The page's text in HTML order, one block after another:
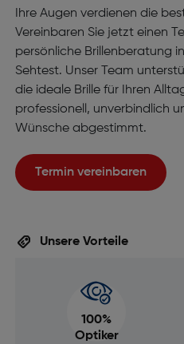
Ihre Augen verdienen die
Vereinbaren Sie jetzt einen
persönliche Brillenberatung
Sehtest. Unser Team
die ideale Brille für Ihren
professionell, unverbindlich
Wünsche abgestimmt.
Termin vereinbaren
Unsere Vorteile
100%
Optiker